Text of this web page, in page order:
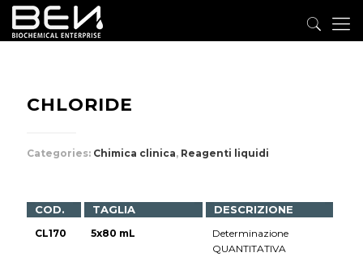
CHLORIDE
Categories: Chimica clinica, Reagenti liquidi
COD. TAGLIA DESCRIZIONE
CL170 5x80 mL
Determinazione
QUANTITATIVA